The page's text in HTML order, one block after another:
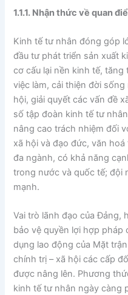
1.1.1. Nhận thức về quan
Kinh tế tư nhân đóng góp
đầu tư phát triển sản xuất
cơ cấu lại nền kinh tế,
việc làm, cải thiện đời
hội, giải quyết các vấn đề
số tập đoàn kinh tế tư
nâng cao trách nhiệm đối
xã hội và đạo đức, văn
đa ngành, có khả năng
trong nước và quốc tế; đội
mạnh.
Vai trò lãnh đạo của Đảng,
bảo vệ quyền lợi hợp
dụng lao động của Mặt
chính trị – xã hội các cấp
được nâng lên. Phương
kinh tế tư nhân ngày càng